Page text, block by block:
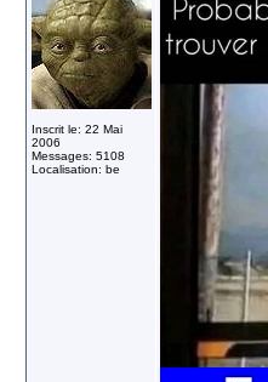
Inscrit le: 22 Mai
2006
Messages: 5108
Localisation: be